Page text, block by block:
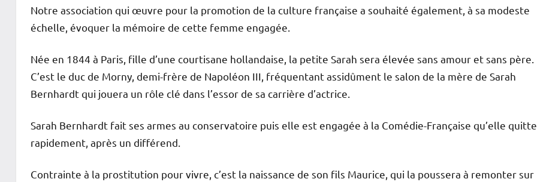
Notre association qui œuvre pour la promotion de la culture française a souhaité également, à sa modeste
échelle, évoquer la mémoire de cette femme engagée.
Née en 1844 à Paris, fille d’une courtisane hollandaise, la petite Sarah sera élevée sans amour et sans père.
C’est le duc de Morny, demi-frère de Napoléon III, fréquentant assidûment le salon de la mère de Sarah
Bernhardt qui jouera un rôle clé dans l’essor de sa carrière d’actrice.
Sarah Bernhardt fait ses armes au conservatoire puis elle est engagée à la Comédie-Française qu’elle quitte
rapidement, après un différend.
Contrainte à la prostitution pour vivre, c’est la naissance de son fils Maurice, qui la poussera à remonter sur